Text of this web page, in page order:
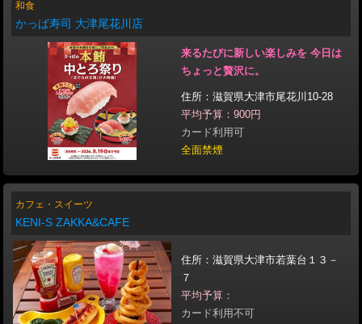
和食
かっぱ寿司 大津尾花川店
来るたびに新しい楽しみを 今日は
ちょっと贅沢に。
住所：滋賀県大津市尾花川10-28
平均予算：900円
カード利用可
全面禁煙
カフェ・スイーツ
KENI-S ZAKKA&CAFE
住所：滋賀県大津市若葉台１３－
７
平均予算：
カード利用不可